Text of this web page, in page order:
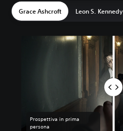
Grace Ashcroft Leon S. Kennedy
Prospettiva in prima
persona